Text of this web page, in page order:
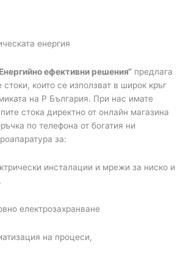
енергия
ефективни решения“ предлага
които се използват в широк кръг
на Р България. При нас имате
стока директно от онлайн магазина
по телефона от богатия ни
за:
инсталации и мрежи за ниско и
електрозахранване
на процеси,